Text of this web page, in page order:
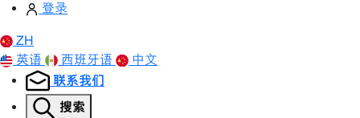
登录
ZH
英语
西班牙语 中文
联系我们
搜索